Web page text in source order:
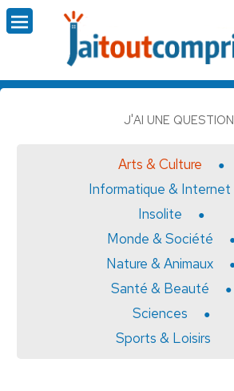
J'AI UNE QUESTION
Arts & Culture
Informatique & Internet
Insolite
Monde & Société
Nature & Animaux
Santé & Beauté
Sciences
Sports & Loisirs